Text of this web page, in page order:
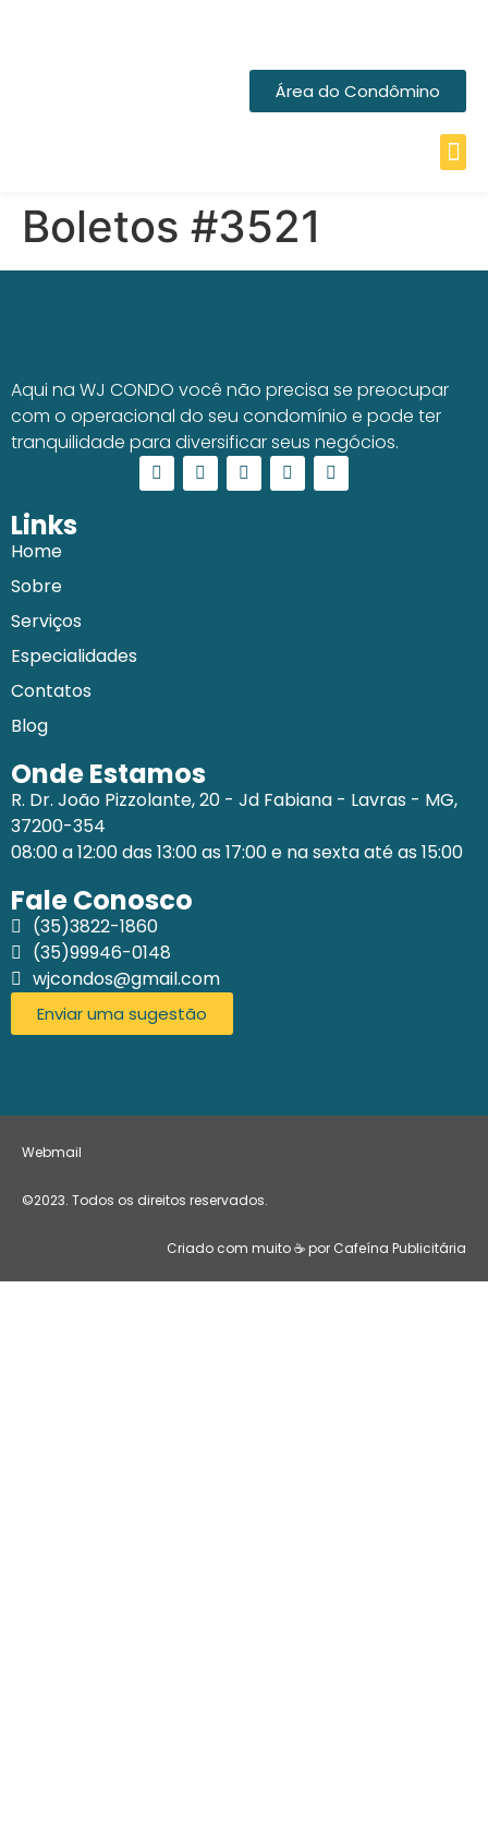
Área do Condômino
Boletos #3521
Aqui na WJ CONDO você não precisa se preocupar
com o operacional do seu condomínio e pode ter
tranquilidade para diversificar seus negócios.
Links
Home
Sobre
Serviços
Especialidades
Contatos
Blog
Onde Estamos
R. Dr. João Pizzolante, 20 - Jd Fabiana - Lavras - MG,
37200-354
08:00 a 12:00 das 13:00 as 17:00 e na sexta até as 15:00
Fale Conosco
(35)3822-1860
(35)99946-0148
wjcondos@gmail.com
Enviar uma sugestão
Webmail
©2023. Todos os direitos reservados.
Criado com muito ☕ por Cafeína Publicitária